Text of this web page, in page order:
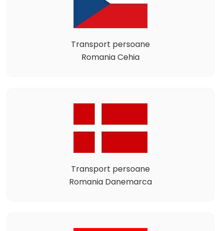
Transport persoane
Romania Cehia
Transport persoane
Romania Danemarca